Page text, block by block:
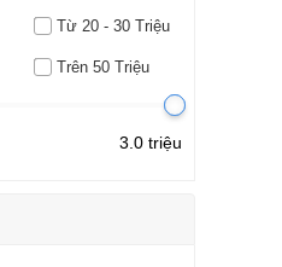
Từ 20 - 30 Triệu
Trên 50 Triệu
3.0 triệu